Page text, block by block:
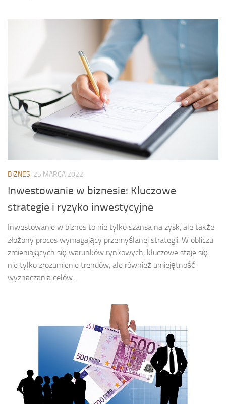
BIZNES 25 MARCA 2022
Inwestowanie w biznesie: Kluczowe
strategie i ryzyko inwestycyjne
Inwestowanie w biznes to nie tylko szansa na zysk, ale także
złożony proces wymagający przemyślanej strategii. W obliczu
zmieniających się warunków rynkowych, kluczowe staje się
nie tylko zrozumienie trendów, ale również umiejętność
wyznaczania celów...